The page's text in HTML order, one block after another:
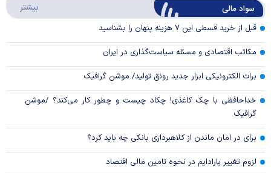
Video
سواد مالی بیشتر
قبل از خرید قسطی این ۷ هزینه پنهان را بشناسید
مکاتب اقتصادی و مسئله سیاست‌گذاری در ایران
برات الکترونیکی ابزار جدید رونق تولید/ موشن گرافیک
خداحافظی با چک کاغذی! چکاد چیست و چطور کار می‌کند؟ /موشن
گرافیک
برای در امان ماندن از کلاهبرداری بانکی چه باید کرد؟
لزوم تغییر پارادایم در نحوه تامین مالی اقتصاد